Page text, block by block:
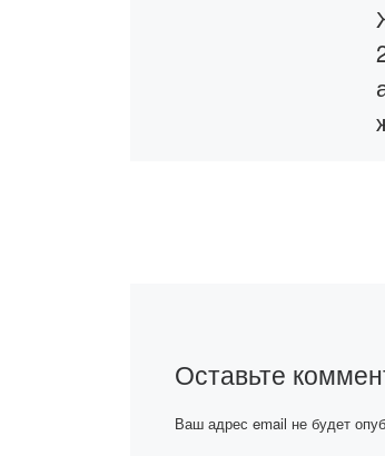
Оставьте
Ваш адрес email не будет